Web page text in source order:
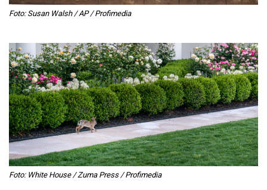
Foto: Susan Walsh / AP / Profimedia
Foto: White House / Zuma Press / Profimedia